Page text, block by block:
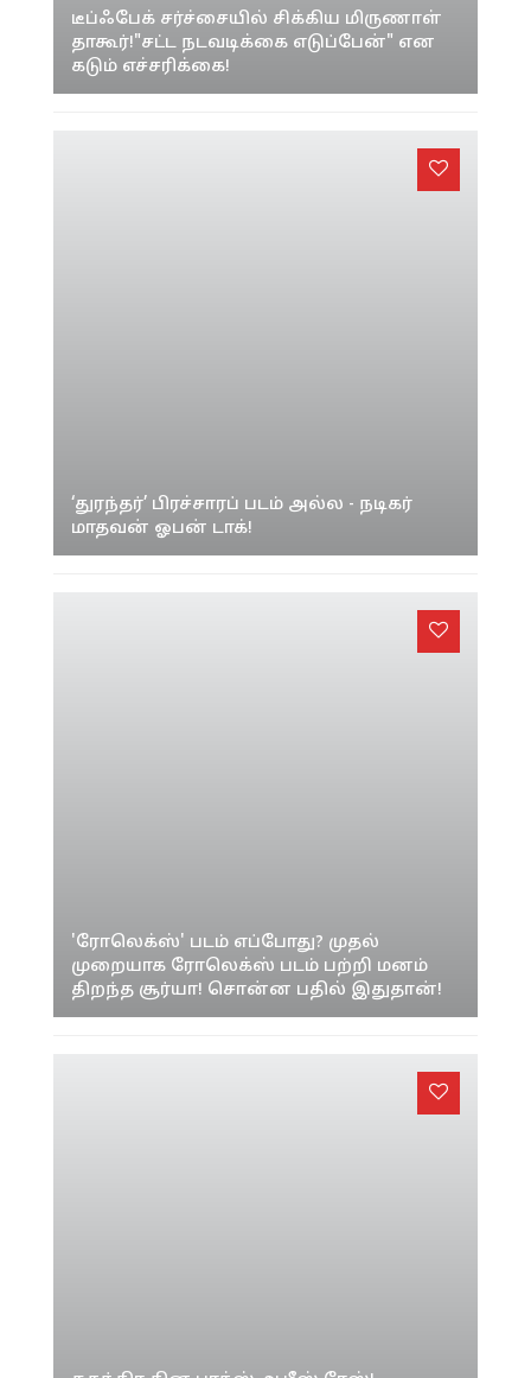
டீப்ஃபேக் சர்ச்சையில் சிக்கிய மிருணாள்
தாகூர்!"சட்ட நடவடிக்கை எடுப்பேன்" என
கடும் எச்சரிக்கை!
‘துரந்தர்’ பிரச்சாரப் படம் அல்ல - நடிகர்
மாதவன் ஓபன் டாக்!
'ரோலெக்ஸ்' படம் எப்போது? முதல்
முறையாக ரோலெக்ஸ் படம் பற்றி மனம்
திறந்த சூர்யா! சொன்ன பதில் இதுதான்!